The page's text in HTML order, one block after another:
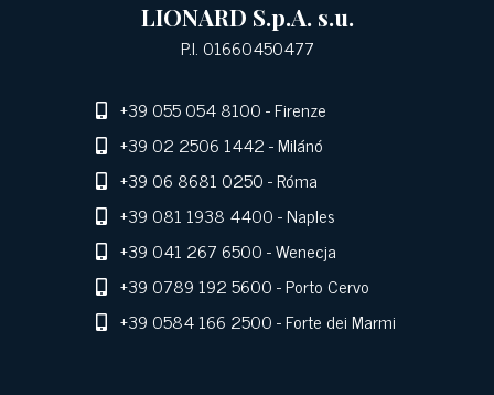
LIONARD S.p.A. s.u.
P.I. 01660450477
+39 055 054 8100- Firenze
+39 02 2506 1442- Milánó
+39 06 8681 0250- Róma
+39 081 1938 4400- Naples
+39 041 267 6500- Wenecja
+39 0789 192 5600- Porto Cervo
+39 0584 166 2500- Forte dei Marmi